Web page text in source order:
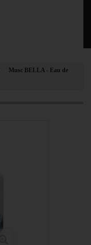
Musc BELLA - Eau de